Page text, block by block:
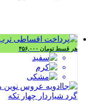
هر قسطتومان